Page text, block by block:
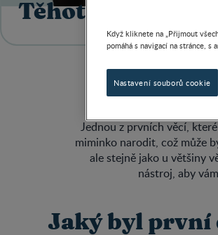
Těhotenská
Jednou z prvních věcí,
miminko narodit, což může
ale stejně jako u většiny
nástroj, aby
Jaký byl první
Když kliknete na „Přijmout
pomáhá s navigací na stránce,
Nastavení souborů cookie